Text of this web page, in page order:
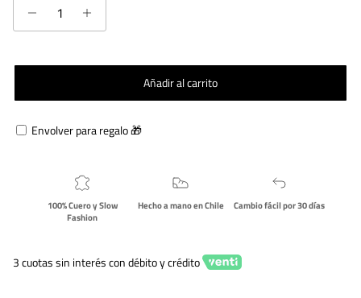
Añadir al carrito
Envolver para regalo 🎁
100% Cuero y Slow
Fashion
Hecho a mano en Chile Cambio fácil por 30 días
3 cuotas sin interés con débito y crédito